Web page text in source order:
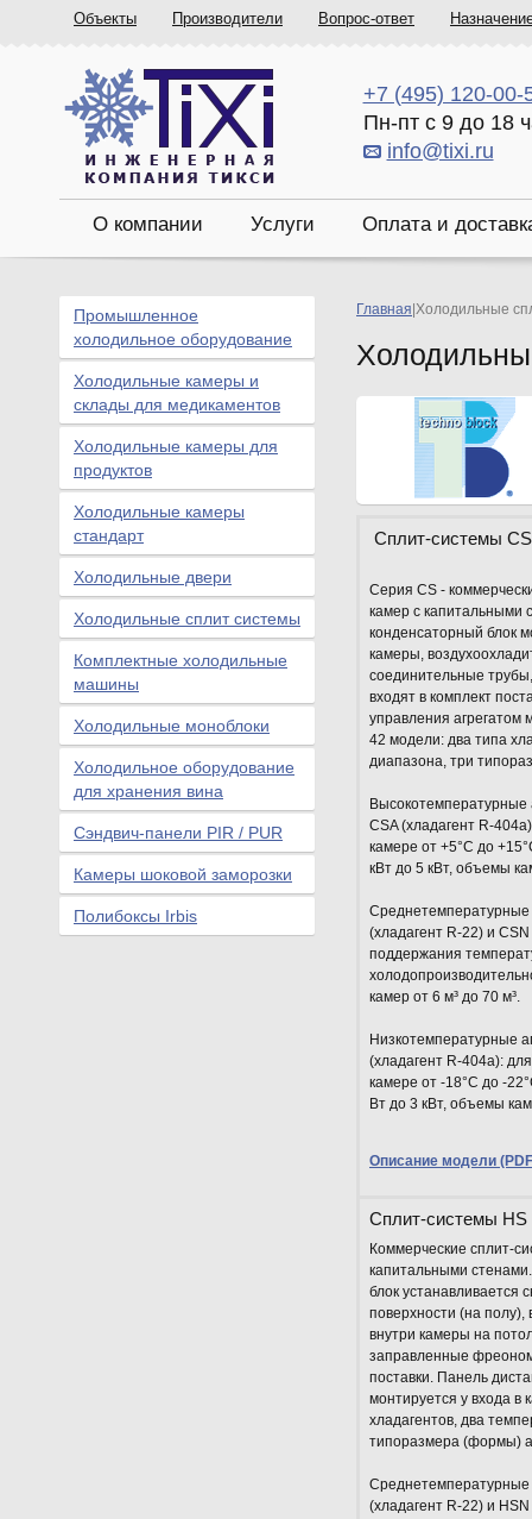
Объекты Производители Вопрос-ответ
+7 (495) 120-00-
Пн-пт с 9 до 18
info@tixi.ru
О компании Услуги Оплата и
Главная Холодильные
Сплит-системы CS
Серия CS -
камер с капитальными
конденсаторный блок
камеры,
соединительные
входят в комплект
управления агрегатом
42 модели: два типа
диапазона, три
Высокотемпературные
CSA (хладагент R-
камере от +5°С до
кВт до 5 кВт, объемы
Среднетемпературные
(хладагент R-22) и
поддержания
камер от 6 м³ до 70 м³.
Низкотемпературные
(хладагент R-404a):
камере от -18°С до -
Вт до 3 кВт, объемы
Описание модели
Сплит-системы HS
Коммерческие сплит-
капитальными
блок устанавливается
поверхности (на полу),
внутри камеры на
заправленные
поставки. Панель
монтируется у входа в
хладагентов, два
типоразмера (формы)
Среднетемпературные
(хладагент R-22) и
Промышленное
холодильное оборудование
Холодильные камеры и
склады для медикаментов
Холодильные камеры для
продуктов
Холодильные камеры
стандарт
Холодильные двери
Холодильные сплит системы
Комплектные холодильные
машины
Холодильные моноблоки
Холодильное оборудование
для хранения вина
Сэндвич-панели PIR / PUR
Камеры шоковой заморозки
Полибоксы Irbis